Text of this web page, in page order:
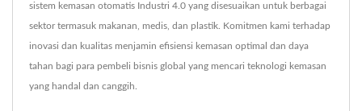
sistem kemasan otomatis Industri 4.0 yang disesuaikan untuk berbagai
sektor termasuk makanan, medis, dan plastik. Komitmen kami terhadap
inovasi dan kualitas menjamin efisiensi kemasan optimal dan daya
tahan bagi para pembeli bisnis global yang mencari teknologi kemasan
yang handal dan canggih.